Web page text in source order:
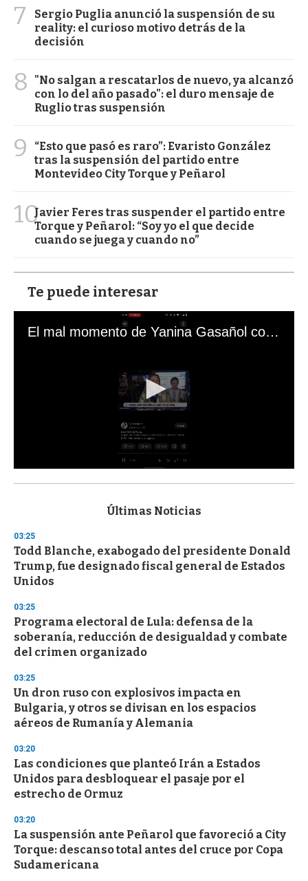
7
Sergio Puglia anunció la suspensión de su
reality: el curioso motivo detrás de la
decisión
8
"No salgan a rescatarlos de nuevo, ya alcanzó
con lo del año pasado": el duro mensaje de
Ruglio tras suspensión
9
“Esto que pasó es raro”: Evaristo González
tras la suspensión del partido entre
Montevideo City Torque y Peñarol
10Javier Feres tras suspender el partido entre
Torque y Peñarol: “Soy yo el que decide
cuando se juega y cuando no”
Te puede interesar
El mal momento de Yanina Gasañol con un hincha argentino en "Subrayado"
s
d
s
o
f
3
s
e
c
o
n
s
Últimas Noticias
03:25
Todd Blanche, exabogado del presidente Donald
Trump, fue designado fiscal general de Estados
Unidos
03:25
Programa electoral de Lula: defensa de la
soberanía, reducción de desigualdad y combate
del crimen organizado
03:25
Un dron ruso con explosivos impacta en
Bulgaria, y otros se divisan en los espacios
aéreos de Rumanía y Alemania
03:20
Las condiciones que planteó Irán a Estados
Unidos para desbloquear el pasaje por el
estrecho de Ormuz
03:20
La suspensión ante Peñarol que favoreció a City
Torque: descanso total antes del cruce por Copa
Sudamericana